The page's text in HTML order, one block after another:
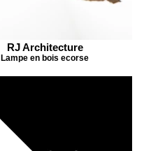
RJ Architecture
Lampe en bois ecorse